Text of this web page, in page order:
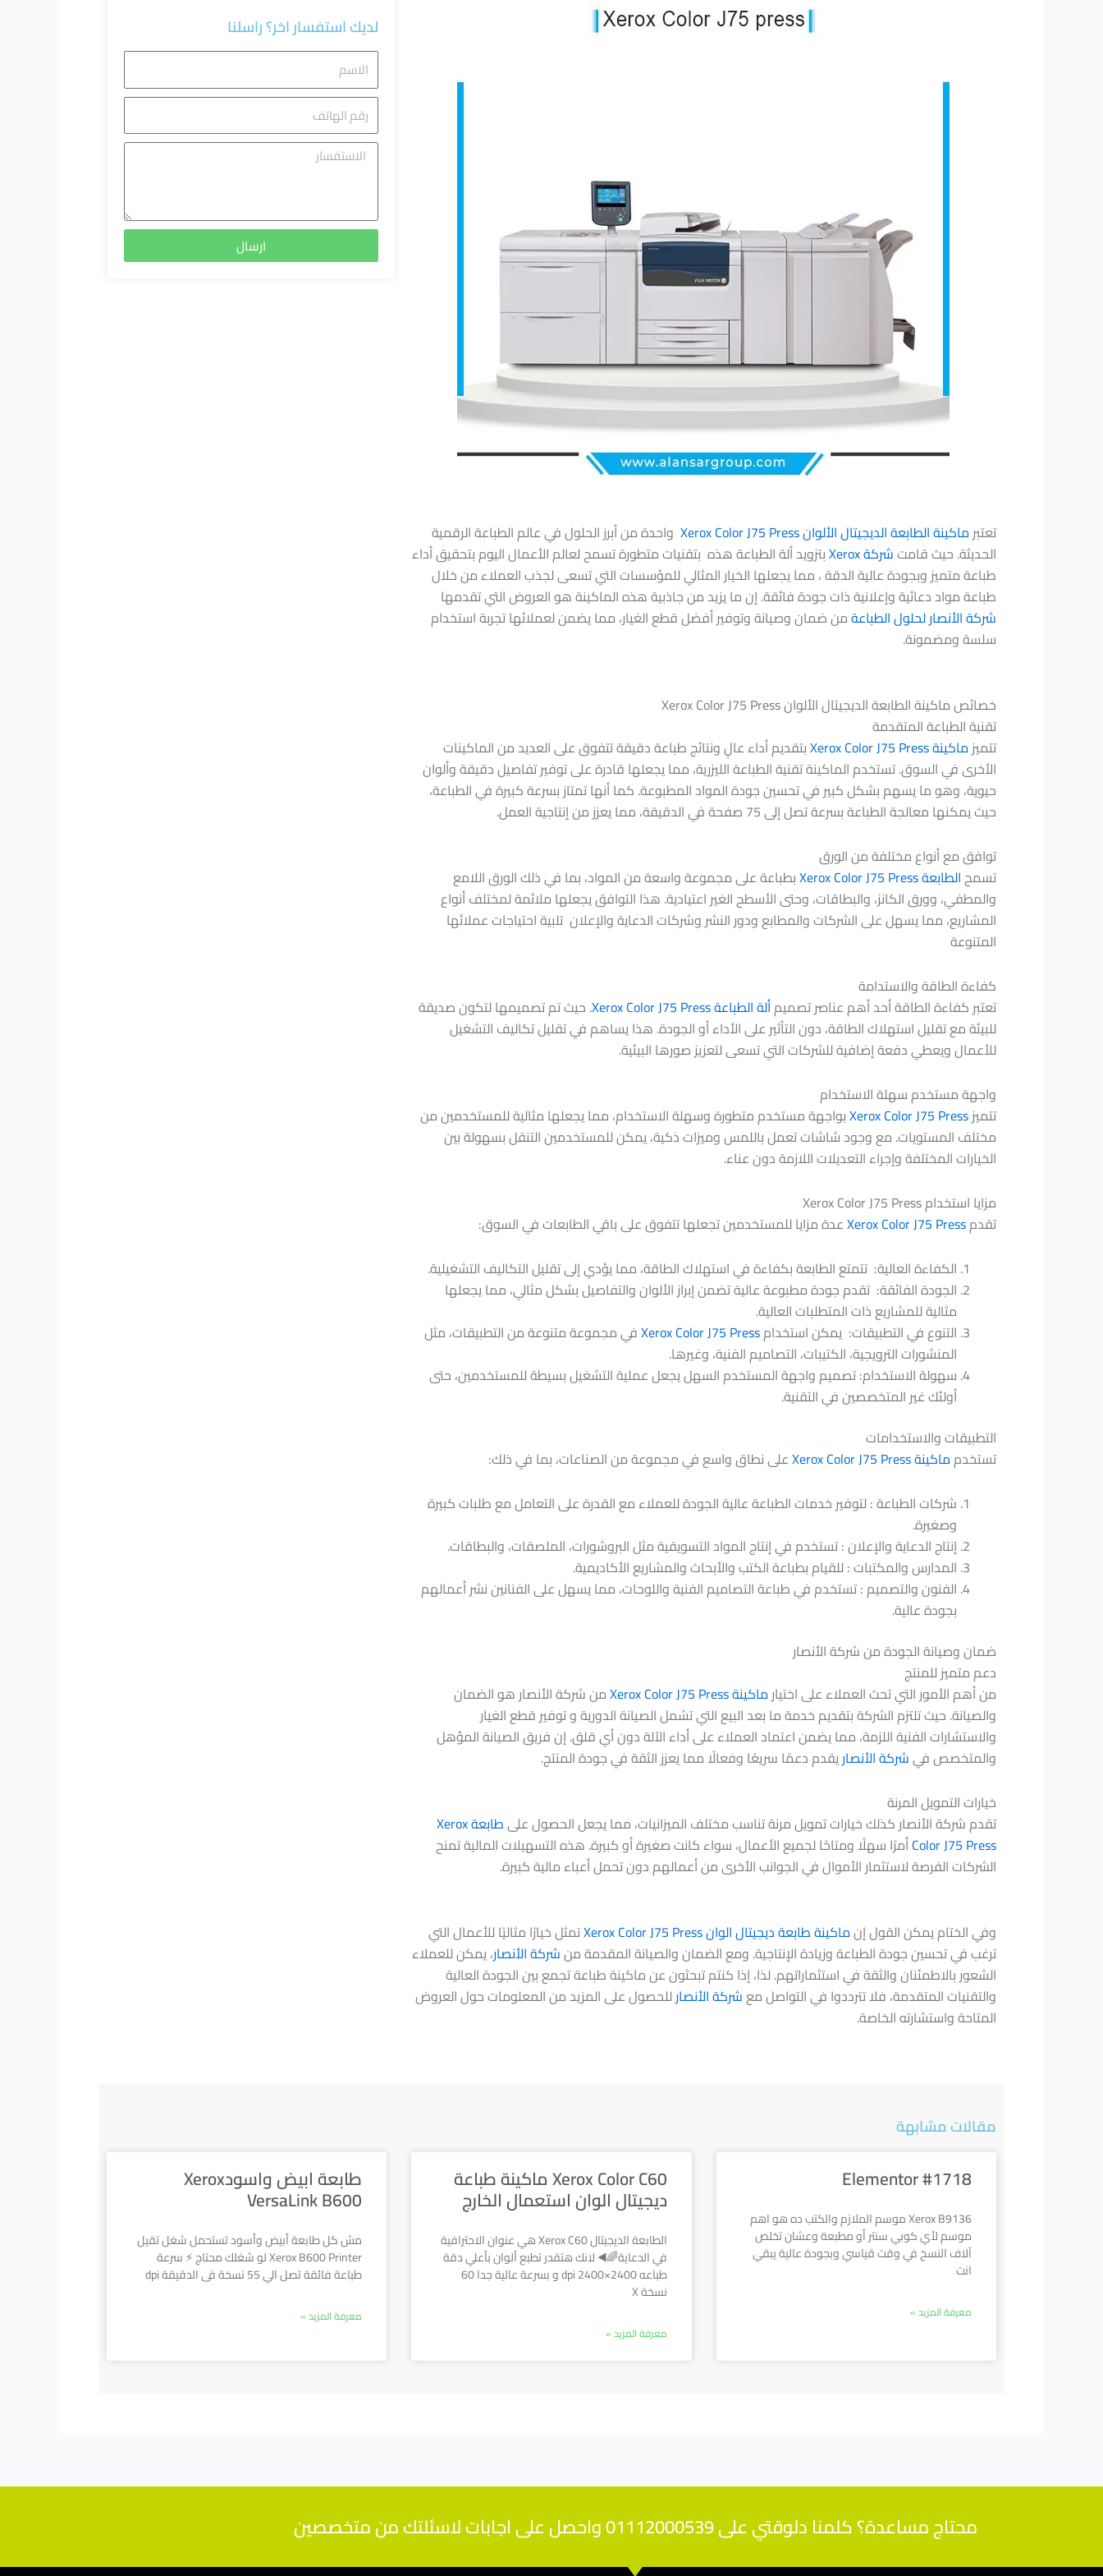
تعتبرماكينة الطابعة الديجيتال الألوانXerox Color J75 Press واحدة من أبرز الحلول في عالم الطباعة الرقمية
الحديثة. حيث قامتشركة Xerox
بتزويد ألة الطباعة هذه بتقنيات متطورة تسمح لعالم الأعمال اليوم بتحقيق أداء
طباعة متميز وبجودة عالية الدقة ، مما يجعلها الخيار المثالي للمؤسسات التي تسعى لجذب العملاء من خلال
طباعة مواد دعائية وإعلانية ذات جودة فائقة. إن ما يزيد من جاذبية هذه الماكينة هو العروض التي تقدمها
شركة الأنصار لحلول الطباعةمن ضمان وصيانة وتوفير أفضل قطع الغيار، مما يضمن لعملائها تجربة استخدام
سلسة ومضمونة.
خصائص ماكينة الطابعة الديجيتال الألوان Xerox Color J75 Press
تقنية الطباعة المتقدمة
تتميزماكينة Xerox Color J75 Press
بتقديم أداء عالٍ ونتائج طباعة دقيقة تتفوق على العديد من الماكينات
الأخرى في السوق. تستخدم الماكينة تقنية الطباعة الليزرية، مما يجعلها قادرة على توفير تفاصيل دقيقة وألوان
حيوية، وهو ما يسهم بشكل كبير في تحسين جودة المواد المطبوعة. كما أنها تمتاز بسرعة كبيرة في الطباعة،
حيث يمكنها معالجة الطباعة بسرعة تصل إلى 75 صفحة في الدقيقة، مما يعزز من إنتاجية العمل.
توافق مع أنواع مختلفة من الورق
تسمحالطابعة Xerox Color J75 Press
بطباعة على مجموعة واسعة من المواد، بما في ذلك الورق اللامع
والمطفي، وورق الكانز، والبطاقات، وحتى الأسطح الغير اعتيادية. هذا التوافق يجعلها ملائمة لمختلف أنواع
المشاريع، مما يسهل على الشركات والمطابع ودور النشر وشركات الدعاية والإعلان تلبية احتياجات عملائها
المتنوعة
كفاءة الطاقة والاستدامة
تعتبر كفاءة الطاقة أحد أهم عناصر تصميمألة الطباعة Xerox Color J75 Press
. حيث تم تصميمها لتكون صديقة
للبيئة مع تقليل استهلاك الطاقة، دون التأثير على الأداء أو الجودة. هذا يساهم في تقليل تكاليف التشغيل
للأعمال ويعطي دفعة إضافية للشركات التي تسعى لتعزيز صورها البيئية.
واجهة مستخدم سهلة الاستخدام
تتميزXerox Color J75 Pressبواجهة مستخدم متطورة وسهلة الاستخدام، مما يجعلها مثالية للمستخدمين من
مختلف المستويات. مع وجود شاشات تعمل باللمس وميزات ذكية، يمكن للمستخدمين التنقل بسهولة بين
الخيارات المختلفة وإجراء التعديلات اللازمة دون عناء.
مزايا استخدام Xerox Color J75 Press
تقدمXerox Color J75 Pressعدة مزايا للمستخدمين تجعلها تتفوق على باقي الطابعات في السوق:
الكفاءة العالية: تتمتع الطابعة بكفاءة في استهلاك الطاقة، مما يؤدي إلى تقليل التكاليف التشغيلية.
الجودة الفائقة: تقدم جودة مطبوعة عالية تضمن إبراز الألوان والتفاصيل بشكل مثالي، مما يجعلها
مثالية للمشاريع ذات المتطلبات العالية.
التنوع في التطبيقات: يمكن استخدامXerox Color J75 Pressفي مجموعة متنوعة من التطبيقات، مثل
المنشورات الترويجية، الكتيبات، التصاميم الفنية، وغيرها.
سهولة الاستخدام: تصميم واجهة المستخدم السهل يجعل عملية التشغيل بسيطة للمستخدمين، حتى
أولئك غير المتخصصين في التقنية.
التطبيقات والاستخدامات
تستخدمماكينة Xerox Color J75 Press
على نطاق واسع في مجموعة من الصناعات، بما في ذلك:
شركات الطباعة : لتوفير خدمات الطباعة عالية الجودة للعملاء مع القدرة على التعامل مع طلبات كبيرة
وصغيرة.
إنتاج الدعاية والإعلان : تستخدم في إنتاج المواد التسويقية مثل البروشورات، الملصقات، والبطاقات.
المدارس والمكتبات : للقيام بطباعة الكتب والأبحاث والمشاريع الأكاديمية.
الفنون والتصميم : تستخدم في طباعة التصاميم الفنية واللوحات، مما يسهل على الفنانين نشر أعمالهم
بجودة عالية.
ضمان وصيانة الجودة من شركة الأنصار
دعم متميز للمنتج
من أهم الأمور التي تحث العملاء على اختيارماكينة Xerox Color J75 Press
من شركة الأنصار هو الضمان
والصيانة. حيث تلتزم الشركة بتقديم خدمة ما بعد البيع التي تشمل الصيانة الدورية و توفير قطع الغيار
والاستشارات الفنية اللزمة، مما يضمن اعتماد العملاء على أداء الآلة دون أي قلق. إن فريق الصيانة المؤهل
والمتخصص فيشركة الأنصاريقدم دعمًا سريعًا وفعالًا مما يعزز الثقة في جودة المنتج.
خيارات التمويل المرنة
تقدم شركة الأنصار كذلك خيارات تمويل مرنة تناسب مختلف الميزانيات، مما يجعل الحصول على
طابعة Xerox
Color J75 Pressأمرًا سهلًا ومتاحًا لجميع الأعمال، سواء كانت صغيرة أو كبيرة. هذه التسهيلات المالية تمنح
الشركات الفرصة لاستثمار الأموال في الجوانب الأخرى من أعمالهم دون تحمل أعباء مالية كبيرة.
وفي الختام يمكن القول إنماكينة طابعة ديجيتال الوانXerox Color J75 Pressتمثل خيارًا مثاليًا للأعمال التي
ترغب في تحسين جودة الطباعة وزيادة الإنتاجية. ومع الضمان والصيانة المقدمة منشركة الأنصار، يمكن للعملاء
الشعور بالاطمئنان والثقة في استثماراتهم. لذا، إذا كنتم تبحثون عن ماكينة طباعة تجمع بين الجودة العالية
والتقنيات المتقدمة، فلا تترددوا في التواصل معشركة الأنصارللحصول على المزيد من المعلومات حول العروض
المتاحة واستشارته الخاصة.
لديك استفسار اخر؟ راسلنا
الاسم
رقم
الهاتف
الاستفسا
ارسال
مقالات مشابهة
Elementor #1718
Xerox B9136 موسم الملازم والكتب ده هو اهم
موسم لأي كوبي سنتر أو مطبعة وعشان تخلص
آلاف النسخ في وقت قياسي وبجودة عالية يبقي
انت
معرفة المزيد »
Xerox Color C60 ماكينة طباعة
ديجيتال الوان استعمال الخارج
الطابعة الديجيتال Xerox C60 هي عنوان الاحترافية
في الدعاية🌈◀️ لانك هتقدر تطبع ألوان بأعلي دقة
طباعه dpi 2400×2400 و بسرعة عالية جدا 60
نسخة X
معرفة المزيد »
طابعة ابيض واسودXerox
VersaLink B600
مش كل طابعة أبيض وأسود تستحمل شغل تقيل
Xerox B600 Printer لو شغلك محتاج ⚡ سرعة
طباعة فائقة تصل الي 55 نسخة فى الدقيقة dpi
معرفة المزيد »
محتاج مساعدة؟ كلمنا دلوقتي على 01112000539 واحصل على اجابات لاسئلتك من متخصصين